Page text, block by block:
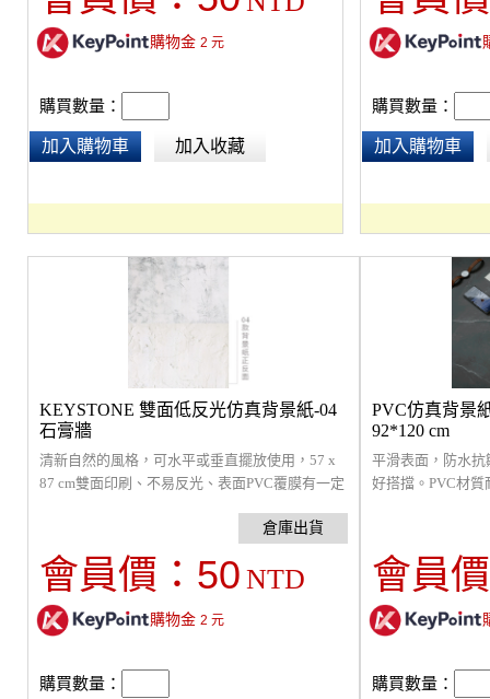
購物金 2 元
購買數量：
加入購物車 加入收藏
購買數量：
加入購物車
KEYSTONE 雙面低反光仿真背景紙-04
石膏牆
清新自然的風格，可水平或垂直擺放使用，57 x
87 cm雙面印刷、不易反光、表面PVC覆膜有一定
會員價： 50 NTD
購物金 2 元
購買數量：
PVC仿真背景
92*120 cm
平滑表面，防水
好搭擋。PVC材
會員
購買數量：